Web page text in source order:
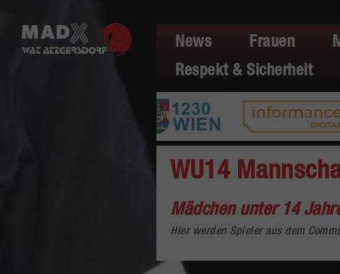
News Frauen
Respekt & Sicherheit
WU14
Mädchen unter 14
Hier werden Spieler aus dem